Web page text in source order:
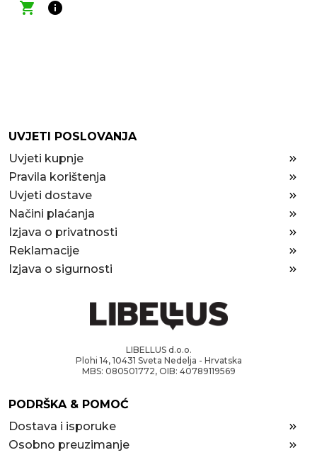
shopping_cart
info
UVJETI POSLOVANJA
Uvjeti kupnje
Pravila korištenja
Uvjeti dostave
Načini plaćanja
Izjava o privatnosti
Reklamacije
Izjava o sigurnosti
LIBELLUS d.o.o.
Plohi 14, 10431 Sveta Nedelja - Hrvatska
MBS: 080501772, OIB: 40789119569
PODRŠKA & POMOĆ
Dostava i isporuke
Osobno preuzimanje